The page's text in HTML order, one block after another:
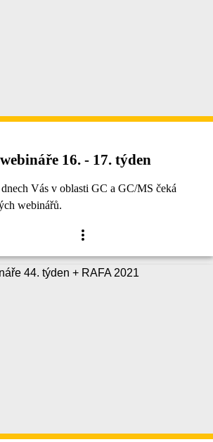
16. - 17. týden
Vás v oblasti GC a GC/MS čeká
webinářů.